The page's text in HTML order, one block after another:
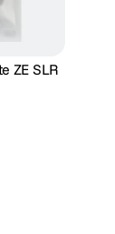
ZE SLR